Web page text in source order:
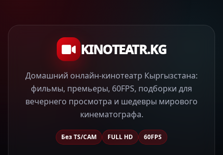
KINOTEATR.KG
Домашний онлайн-кинотеатр Кыргызстана:
фильмы, премьеры, 60FPS, подборки для
вечернего просмотра и шедевры мирового
кинематографа.
Без TS/CAM FULL HD 60FPS